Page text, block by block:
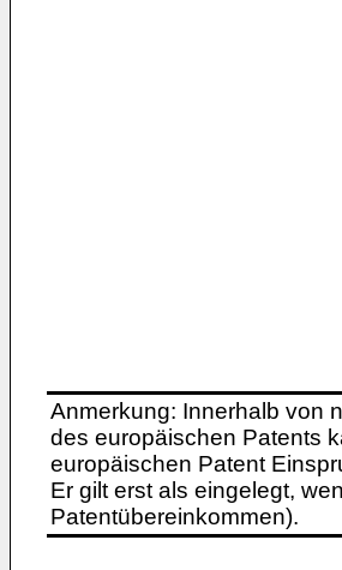
Anmerkung: Innerhalb von
des europäischen Patents
europäischen Patent
Er gilt erst als eingelegt,
Patentübereinkommen).